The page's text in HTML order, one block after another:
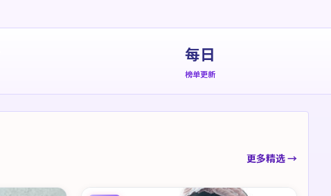
每日
榜单更新
更多精选 →